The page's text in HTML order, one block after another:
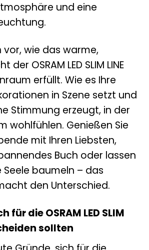
und eine
vor, wie das warme,
der OSRAM LED SLIM LINE
erfüllt. Wie es Ihre
in Szene setzt und
Stimmung erzeugt, in der
wohlfühlen. Genießen Sie
mit Ihren Liebsten,
Buch oder lassen
Seele baumeln – das
den Unterschied.
für die OSRAM LED SLIM
sollten